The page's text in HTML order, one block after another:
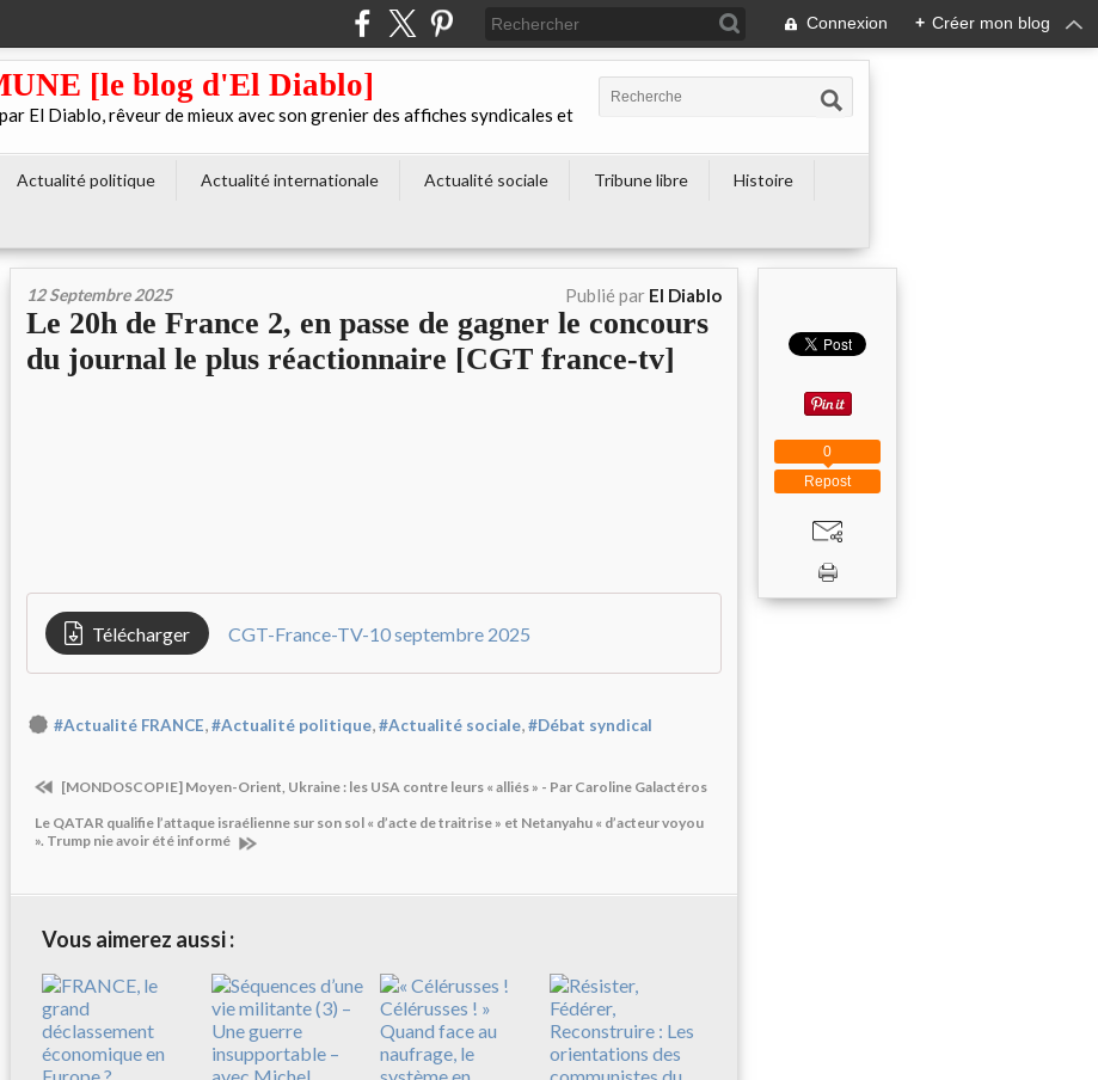
Connexion + Créer mon blog
[le blog d'El Diablo]
El Diablo, rêveur de mieux avec son grenier des affiches syndicales et
Actualité politique Actualité internationale Actualité sociale Tribune libre
Histoire
12 Septembre 2025 Publié par El Diablo
Le 20h de France 2, en passe de gagner le concours
du journal le plus réactionnaire [CGT france-tv]
Télécharger CGT-France-TV-10 septembre 2025
#Actualité FRANCE,#Actualité politique,#Actualité sociale,#Débat syndical
[MONDOSCOPIE] Moyen-Orient, Ukraine : les USA contre leurs « alliés » - Par Caroline Galactéros
Le QATAR qualifie l’attaque israélienne sur son sol « d’acte de traitrise » et Netanyahu « d’acteur voyou
». Trump nie avoir été informé
Vous aimerez aussi :
Repost
0